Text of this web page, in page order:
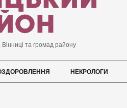
та громад району
НЕКРОЛОГИ